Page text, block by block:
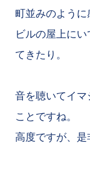
町並みのように
ビルの屋上に
てきたり。
音を聴いてイ
ことですね。
高度ですが、是